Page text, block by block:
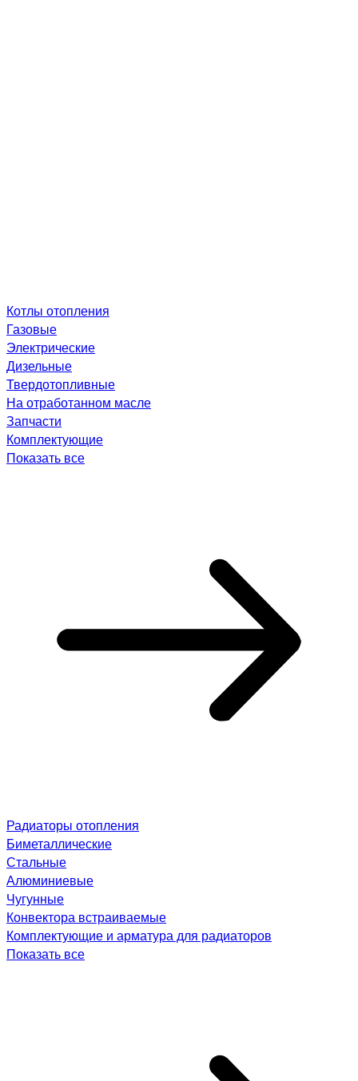
Котлы отопления
Газовые
Электрические
Дизельные
Твердотопливные
На отработанном масле
Запчасти
Комплектующие
Показать все
Радиаторы отопления
Биметаллические
Стальные
Алюминиевые
Чугунные
Конвектора встраиваемые
Комплектующие и арматура для радиаторов
Показать все